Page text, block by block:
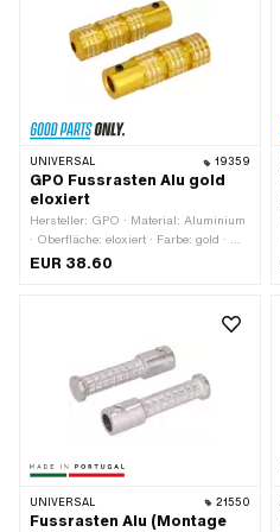
UNIVERSAL 19359
GPO Fussrasten Alu gold
eloxiert
Hersteller: GPO · Material: Aluminium
· Oberfläche: eloxiert · Farbe: gold · Ø
innen: 16.1 mm · Ø aussen: 34 mm ·
EUR 38.60
UNIVERSAL 21550
Fussrasten Alu (Montage